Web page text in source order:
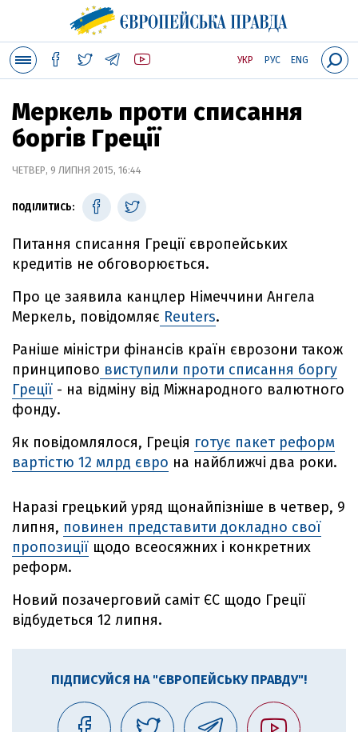
УКР РУС ENG
Меркель проти списання
боргів Греції
ЧЕТВЕР, 9 ЛИПНЯ 2015, 16:44
ПОДІЛИТИСЬ:
Питання списання Греції європейських
кредитів не обговорюється.
Про це заявила канцлер Німеччини Ангела
Меркель, повідомляє Reuters.
Раніше міністри фінансів країн єврозони також
принципово виступили проти списання боргу
Греції - на відміну від Міжнародного валютного
фонду.
Як повідомлялося, Греція готує пакет реформ
вартістю 12 млрд євро на найближчі два роки.
Наразі грецький уряд щонайпізніше в четвер, 9
липня, повинен представити докладно свої
пропозиції щодо всеосяжних і конкретних
реформ.
Новий позачерговий саміт ЄС щодо Греції
відбудеться 12 липня.
ПІДПИСУЙСЯ НА "ЄВРОПЕЙСЬКУ ПРАВДУ"!